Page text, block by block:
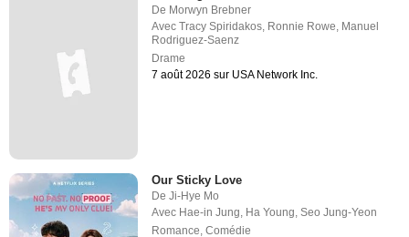
De Morwyn Brebner
AvecTracy Spiridakos, Ronnie Rowe, Manuel
Rodriguez-Saenz
Drame
7 août 2026 sur USA Network Inc.
Our Sticky Love
DeJi-Hye Mo
Avec Hae-in Jung Ha Young ,Seo Jung-Yeon
Romance ,Comédie